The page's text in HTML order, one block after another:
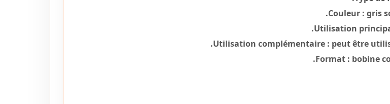
Couleur : gris
Utilisation
Utilisation complémentaire : peut être
Format : bobine